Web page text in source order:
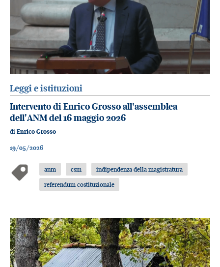
Leggi e istituzioni
Intervento di Enrico Grosso all'assemblea
dell'ANM del 16 maggio 2026
di Enrico Grosso
19/05/2026
anm csm
indipendenza della magistratura
referendum costituzionale